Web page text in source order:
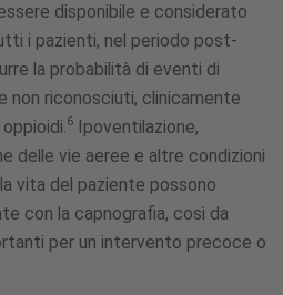
disponibile e considerato
i pazienti, nel periodo post-
la probabilità di eventi di
non riconosciuti, clinicamente
6 Ipoventilazione,
delle vie aeree e altre condizioni
vita del paziente possono
con la capnografia, così da
per un intervento precoce o